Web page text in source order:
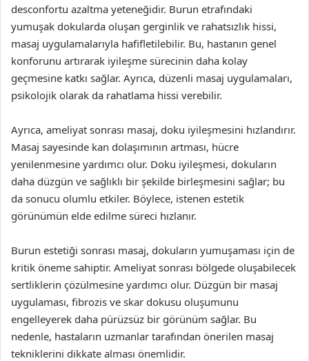
desconfortu azaltma yeteneğidir. Burun etrafındaki
yumuşak dokularda oluşan gerginlik ve rahatsızlık hissi,
masaj uygulamalarıyla hafifletilebilir. Bu, hastanın genel
konforunu artırarak iyileşme sürecinin daha kolay
geçmesine katkı sağlar. Ayrıca, düzenli masaj uygulamaları,
psikolojik olarak da rahatlama hissi verebilir.
Ayrıca, ameliyat sonrası masaj, doku iyileşmesini hızlandırır.
Masaj sayesinde kan dolaşımının artması, hücre
yenilenmesine yardımcı olur. Doku iyileşmesi, dokuların
daha düzgün ve sağlıklı bir şekilde birleşmesini sağlar; bu
da sonucu olumlu etkiler. Böylece, istenen estetik
görünümün elde edilme süreci hızlanır.
Burun estetiği sonrası masaj, dokuların yumuşaması için de
kritik öneme sahiptir. Ameliyat sonrası bölgede oluşabilecek
sertliklerin çözülmesine yardımcı olur. Düzgün bir masaj
uygulaması, fibrozis ve skar dokusu oluşumunu
engelleyerek daha pürüzsüz bir görünüm sağlar. Bu
nedenle, hastaların uzmanlar tarafından önerilen masaj
tekniklerini dikkate alması önemlidir.